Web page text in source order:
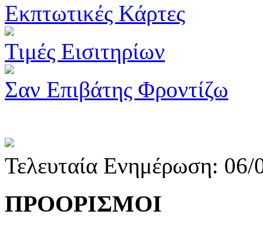
Εκπτωτικές Κάρτες
Τιμές Εισιτηρίων
Σαν Επιβάτης Φροντίζω
Τελευταία Ενημέρωση:
ΠΡΟΟΡΙΣΜΟΙ